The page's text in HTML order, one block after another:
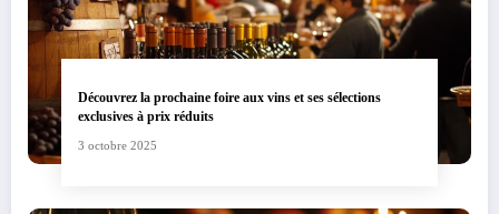
Découvrez la prochaine foire aux vins et ses sélections
exclusives à prix réduits
3 octobre 2025